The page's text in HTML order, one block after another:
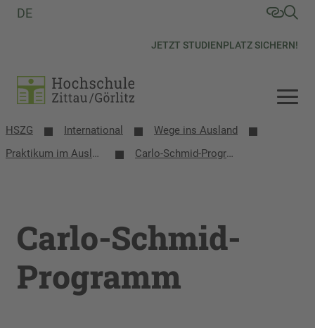
JETZT STUDIENPLATZ SICHERN!
DE
HSZG International
Wege ins Ausland
Praktikum im Ausland
Carlo-Schmid-Programm
Carlo-Schmid-
Programm